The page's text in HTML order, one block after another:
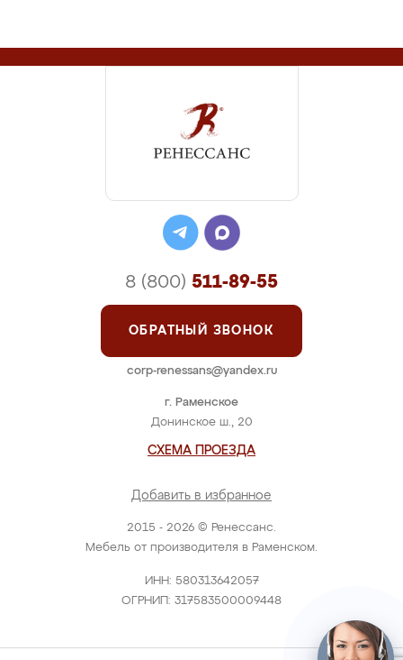
2015 - 2026 © Ренессанс.
Мебель от производителя в Раменском.
ИНН: 580313642057
ОГРНИП: 317583500009448
г. Раменское
Донинское ш., 20
СХЕМА ПРОЕЗДА
Добавить в избранное
8 (800) 511-89-55
ОБРАТНЫЙ ЗВОНОК
corp-renessans@yandex.ru